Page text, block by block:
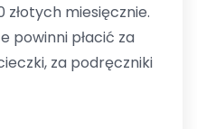
złotych miesięcznie.
powinni płacić za
za podręczniki